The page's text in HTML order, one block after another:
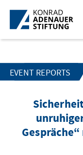
Skip to Main Content
EVENT REPORTS